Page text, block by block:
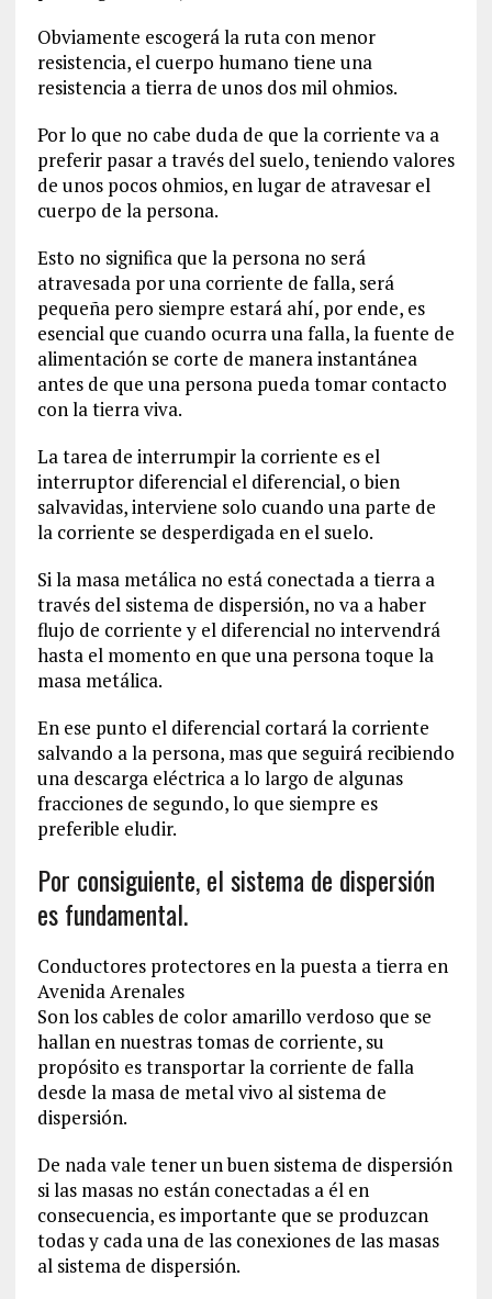
Obviamente escogerá la ruta con menor
resistencia, el cuerpo humano tiene una
resistencia a tierra de unos dos mil ohmios.
Por lo que no cabe duda de que la corriente va a
preferir pasar a través del suelo, teniendo valores
de unos pocos ohmios, en lugar de atravesar el
cuerpo de la persona.
Esto no significa que la persona no será
atravesada por una corriente de falla, será
pequeña pero siempre estará ahí, por ende, es
esencial que cuando ocurra una falla, la fuente de
alimentación se corte de manera instantánea
antes de que una persona pueda tomar contacto
con la tierra viva.
La tarea de interrumpir la corriente es el
interruptor diferencial el diferencial, o bien
salvavidas, interviene solo cuando una parte de
la corriente se desperdigada en el suelo.
Si la masa metálica no está conectada a tierra a
través del sistema de dispersión, no va a haber
flujo de corriente y el diferencial no intervendrá
hasta el momento en que una persona toque la
masa metálica.
En ese punto el diferencial cortará la corriente
salvando a la persona, mas que seguirá recibiendo
una descarga eléctrica a lo largo de algunas
fracciones de segundo, lo que siempre es
preferible eludir.
Por consiguiente, el sistema de dispersión
es fundamental.
Conductores protectores en la puesta a tierra en
Avenida Arenales
Son los cables de color amarillo verdoso que se
hallan en nuestras tomas de corriente, su
propósito es transportar la corriente de falla
desde la masa de metal vivo al sistema de
dispersión.
De nada vale tener un buen sistema de dispersión
si las masas no están conectadas a él en
consecuencia, es importante que se produzcan
todas y cada una de las conexiones de las masas
al sistema de dispersión.